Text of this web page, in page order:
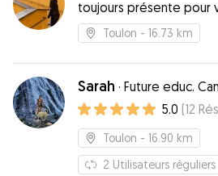
toujours présente pour
compagnon !
Toulon - 16.73 km
Sarah · Future educ.
5.0 (12
Toulon - 16.90 km
2 Utilisateurs réguliers